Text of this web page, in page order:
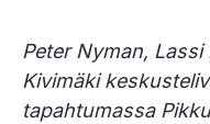
Peter Nyman,
Kivimäki
tapahtumassa